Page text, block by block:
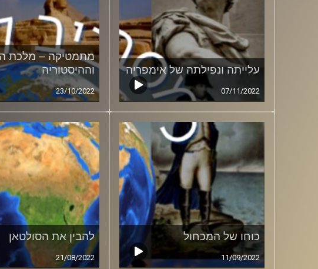
עלייתה ונפילתה של אימפריה
07/11/2022
מתמטיקה – מלכת
וההיסטוריה
23/10/2022
כוחו של המכחול
11/09/2022
להבין את הסולטאן
21/08/2022